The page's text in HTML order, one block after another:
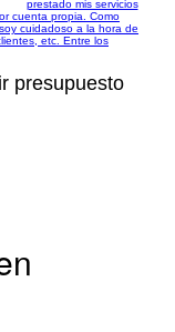
prestado mis servicios
cuenta propia. Como
cuidadoso a la hora de
etc. Entre los
presupuesto